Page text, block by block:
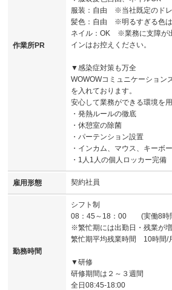
作業所PR
服装：自由 ※当社既定のドレ
髪色：自由 ※明るすぎる色は
ネイル：OK ※業務に支障が
インはお控えください。
▼感染症対策も万全
WOWOWコミュニケーション
を入れております。
安心して業務ができる環境を
・発熱ルールの徹底
・休憩室の除菌
・パーテンション設置
・インカム、マウス、キーボ
・1人1人の個人ロッカー完備
雇用形態 契約社員
勤務時間
シフト制
08：45～18：00 (実働8時
※繁忙期には出勤日・残業が
繁忙期平均残業時間 10時間/
▼研修
研修期間は２～３週間
全日08:45-18:00